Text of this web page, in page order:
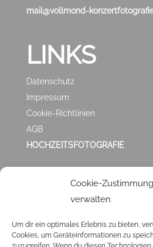
Cookie-Zustimmung
verwalten
Um dir ein optimales Erlebnis zu bieten,
Cookies, um Geräteinformationen zu
mail@vollmond-
LINKS
Datenschutz
Impressum
Cookie-Richtlinien
AGB
HOCHZEITSFOTOGRAFIE
MIR?
Klick ❤️HIER❤️ und hinterlasse